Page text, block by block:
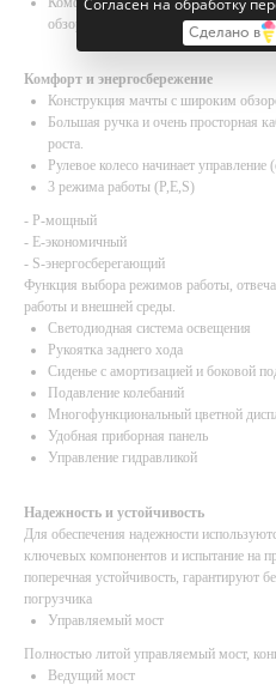
обзорности и эргономичного кресла.
Комфорт и энергосбережение
Конструкция мачты с широким
Большая ручка и очень просторная
роста.
Рулевое колесо начинает управление
3 режима работы (P,E,S)
- P-мощный
- E-экономичный
- S-энергосберегающий
Функция выбора режимов работы,
работы и внешней среды.
Светодиодная система освещения
Рукоятка заднего хода
Сиденье с амортизацией и боковой
Подавление колебаний
Многофункциональный цветной
Удобная приборная панель
Управление гидравликой
Надежность и устойчивость
Для обеспечения надежности
ключевых компонентов и испытание на
поперечная устойчивость, гарантируют
погрузчика
Управляемый мост
Полностью литой управляемый мост,
Ведущий мост
Согласен на обработку
Сделано в